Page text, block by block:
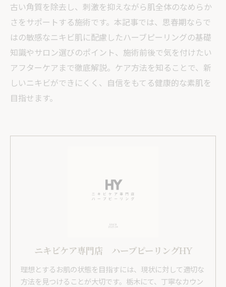
古い角質を除去し、刺激を抑えながら肌全体のなめらか
さをサポートする施術です。本記事では、思春期ならで
はの敏感なニキビ肌に配慮したハーブピーリングの基礎
知識やサロン選びのポイント、施術前後で気を付けたい
アフターケアまで徹底解説。ケア方法を知ることで、新
しいニキビができにくく、自信をもてる健康的な素肌を
目指せます。
ニキビケア専門店 ハーブピーリングHY
理想とするお肌の状態を目指すには、現状に対して適切な
方法を見つけることが大切です。栃木にて、丁寧なカウン